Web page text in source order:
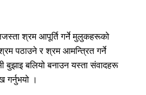
श्रम आपूर्ति गर्ने मुलुकहरूको
पठाउने र श्रम आमन्त्रित गर्ने
बुझाइ बलियो बनाउन यस्ता संवादहरू
गर्नुभयो ।